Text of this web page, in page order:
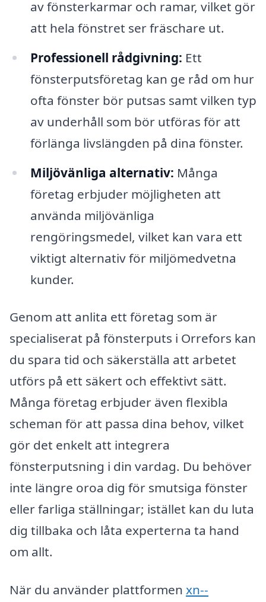
av fönsterkarmar och ramar, vilket gör
att hela fönstret ser fräschare ut.
Professionell rådgivning: Ett
fönsterputsföretag kan ge råd om hur
ofta fönster bör putsas samt vilken typ
av underhåll som bör utföras för att
förlänga livslängden på dina fönster.
Miljövänliga alternativ: Många
företag erbjuder möjligheten att
använda miljövänliga
rengöringsmedel, vilket kan vara ett
viktigt alternativ för miljömedvetna
kunder.
Genom att anlita ett företag som är
specialiserat på fönsterputs i Orrefors kan
du spara tid och säkerställa att arbetet
utförs på ett säkert och effektivt sätt.
Många företag erbjuder även flexibla
scheman för att passa dina behov, vilket
gör det enkelt att integrera
fönsterputsning i din vardag. Du behöver
inte längre oroa dig för smutsiga fönster
eller farliga ställningar; istället kan du luta
dig tillbaka och låta experterna ta hand
om allt.
När du använder plattformen xn--